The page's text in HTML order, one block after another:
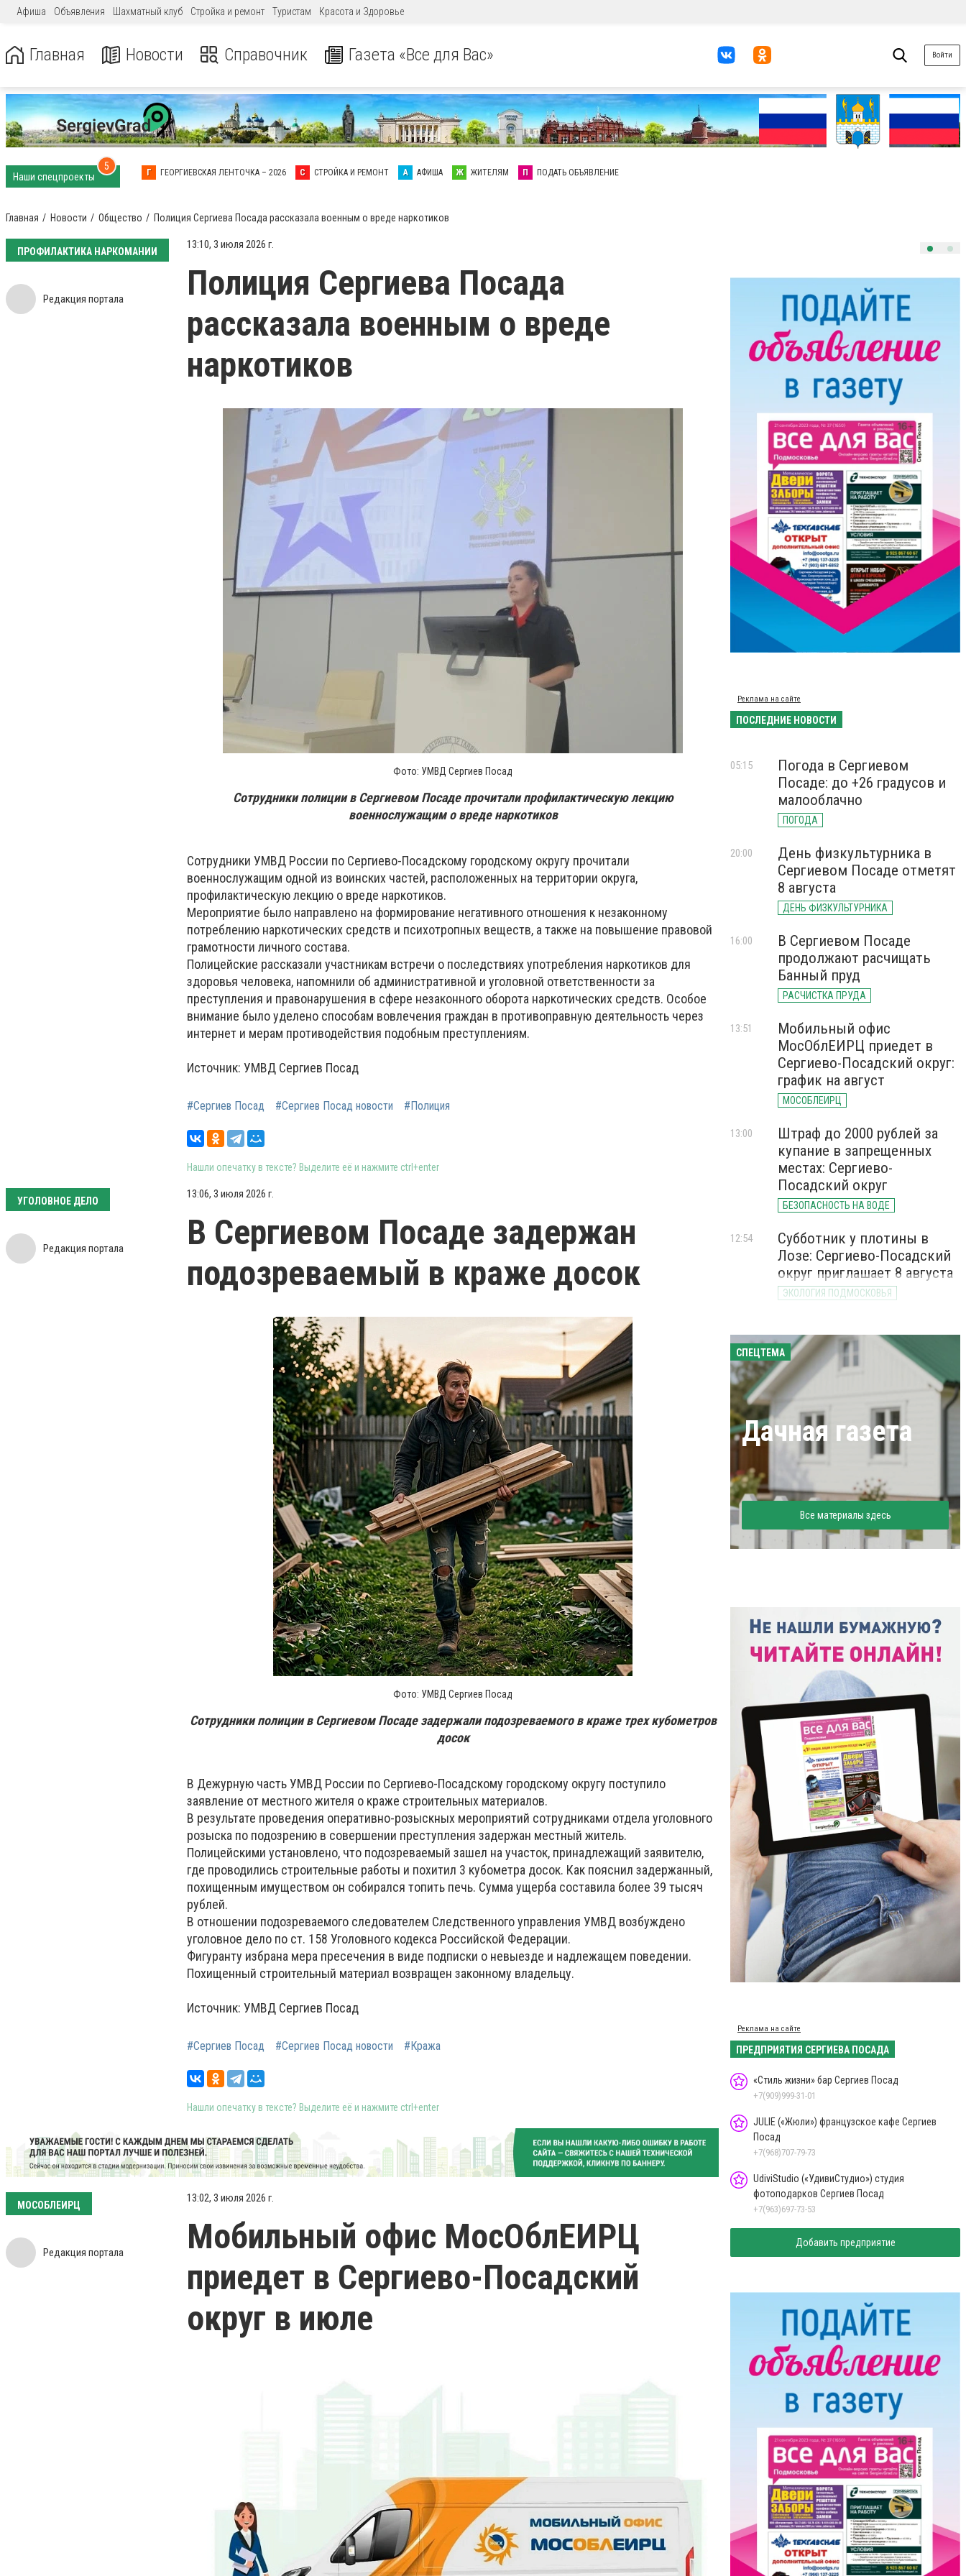
Афиша Объявления Шахматный клуб Стройка и ремонт Туристам Красота и Здоровье
Главная Новости Справочник Газета «Все для Вас» Войти
Наши спецпроекты
5
Г ГЕОРГИЕВСКАЯ ЛЕНТОЧКА – 2026 С СТРОЙКА И РЕМОНТ А АФИША Ж ЖИТЕЛЯМ П ПОДАТЬ ОБЪЯВЛЕНИЕ
Главная Новости Общество Полиция Сергиева Посада рассказала военным о вреде наркотиков
ПРОФИЛАКТИКА НАРКОМАНИИ
Редакция портала
13:10, 3 июля 2026 г.
Полиция Сергиева Посада
рассказала военным о вреде
наркотиков
Фото: УМВД Сергиев Посад
Сотрудники полиции в Сергиевом Посаде прочитали профилактическую лекцию
военнослужащим о вреде наркотиков
Сотрудники УМВД России по Сергиево-Посадскому городскому округу прочитали
военнослужащим одной из воинских частей, расположенных на территории округа,
профилактическую лекцию о вреде наркотиков.
Мероприятие было направлено на формирование негативного отношения к незаконному
потреблению наркотических средств и психотропных веществ, а также на повышение правовой
грамотности личного состава.
Полицейские рассказали участникам встречи о последствиях употребления наркотиков для
здоровья человека, напомнили об административной и уголовной ответственности за
преступления и правонарушения в сфере незаконного оборота наркотических средств. Особое
внимание было уделено способам вовлечения граждан в противоправную деятельность через
интернет и мерам противодействия подобным преступлениям.
Источник: УМВД Сергиев Посад
#Сергиев Посад #Сергиев Посад новости #Полиция
Нашли опечатку в тексте? Выделите её и нажмите ctrl+enter
УГОЛОВНОЕ ДЕЛО
Редакция портала
13:06, 3 июля 2026 г.
В Сергиевом Посаде задержан
подозреваемый в краже досок
Фото: УМВД Сергиев Посад
Сотрудники полиции в Сергиевом Посаде задержали подозреваемого в краже трех кубометров
досок
В Дежурную часть УМВД России по Сергиево-Посадскому городскому округу поступило
заявление от местного жителя о краже строительных материалов.
В результате проведения оперативно-розыскных мероприятий сотрудниками отдела уголовного
розыска по подозрению в совершении преступления задержан местный житель.
Полицейскими установлено, что подозреваемый зашел на участок, принадлежащий заявителю,
где проводились строительные работы и похитил 3 кубометра досок. Как пояснил задержанный,
похищенным имуществом он собирался топить печь. Сумма ущерба составила более 39 тысяч
рублей.
В отношении подозреваемого следователем Следственного управления УМВД возбуждено
уголовное дело по ст. 158 Уголовного кодекса Российской Федерации.
Фигуранту избрана мера пресечения в виде подписки о невыезде и надлежащем поведении.
Похищенный строительный материал возвращен законному владельцу.
Источник: УМВД Сергиев Посад
#Сергиев Посад #Сергиев Посад новости #Кража
Нашли опечатку в тексте? Выделите её и нажмите ctrl+enter
МОСОБЛЕИРЦ
Редакция портала
13:02, 3 июля 2026 г.
Мобильный офис МосОблЕИРЦ
приедет в Сергиево-Посадский
округ в июле
Реклама на сайте
ПОСЛЕДНИЕ НОВОСТИ
Погода в Сергиевом
Посаде: до +26 градусов и
малооблачно
ПОГОДА
05:15
День физкультурника в
Сергиевом Посаде отметят
8 августа
ДЕНЬ ФИЗКУЛЬТУРНИКА
20:00
В Сергиевом Посаде
продолжают расчищать
Банный пруд
РАСЧИСТКА ПРУДА
16:00
Мобильный офис
МосОблЕИРЦ приедет в
Сергиево-Посадский округ:
график на август
МОСОБЛЕИРЦ
13:51
Штраф до 2000 рублей за
купание в запрещенных
местах: Сергиево-
Посадский округ
БЕЗОПАСНОСТЬ НА ВОДЕ
13:00
Субботник у плотины в
Лозе: Сергиево-Посадский
округ приглашает 8 августа
ЭКОЛОГИЯ ПОДМОСКОВЬЯ
12:54
СПЕЦТЕМА
Дачная газета
Все материалы здесь
Реклама на сайте
ПРЕДПРИЯТИЯ СЕРГИЕВА ПОСАДА
«Стиль жизни» бар Сергиев Посад
+7(909)999-31-01
JULIE («Жюли») французское кафе Сергиев
Посад
+7(968)707-79-73
UdiviStudio («УдивиСтудио») студия
фотоподарков Сергиев Посад
+7(963)697-73-53
Добавить предприятие